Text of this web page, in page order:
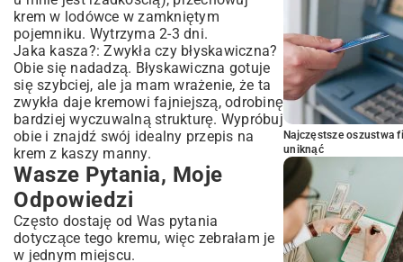
krem w lodówce w zamkniętym
pojemniku. Wytrzyma 2-3 dni.
Jaka kasza?: Zwykła czy błyskawiczna?
Obie się nadadzą. Błyskawiczna gotuje
się szybciej, ale ja mam wrażenie, że ta
zwykła daje kremowi fajniejszą, odrobinę
bardziej wyczuwalną strukturę. Wypróbuj
obie i znajdź swój idealny przepis na
krem z kaszy manny.
Wasze Pytania, Moje
Odpowiedzi
Często dostaję od Was pytania
dotyczące tego kremu, więc zebrałam je
w jednym miejscu.
Najczęstsze oszustwa
uniknąć